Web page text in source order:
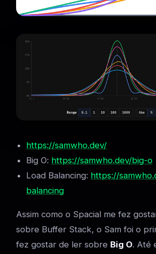
https://samwho.dev/
Big O: https://samwho.dev/big-o
Load Balancing: https://
balancing
Assim como o Spacial me fez
sobre Buffer Stack, o Sam foi o
fez gostar de ler sobre Big O. Até